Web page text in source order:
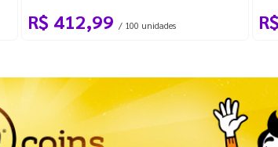
R$ 412,99 / 100 unidades